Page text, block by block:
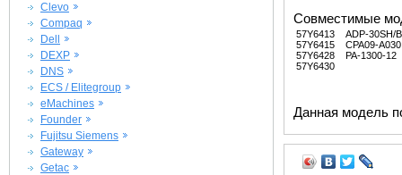
Clevo
Compaq
Dell
DEXP
DNS
ECS / Elitegroup
eMachines
Founder
Fujitsu Siemens
Gateway
Getac
Совместимые
57Y6413
57Y6415
57Y6428
57Y6430
ADP-30SH/B
CPA09-A030
PA-1300-12
Данная модель